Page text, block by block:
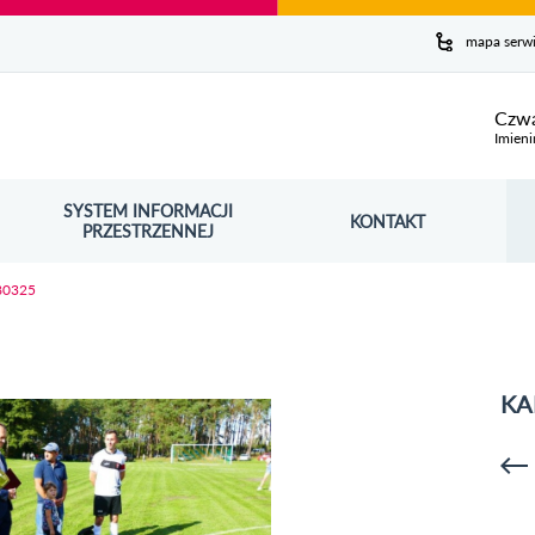
mapa
SYSTEM INFORMACJI
PRZESTRZENNEJ
OTWORZY SIĘ W NOWYM OKNIE KONTAKT